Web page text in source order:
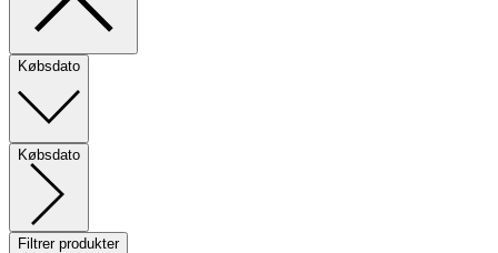
Købsdato
Købsdato
Filtrer produkter